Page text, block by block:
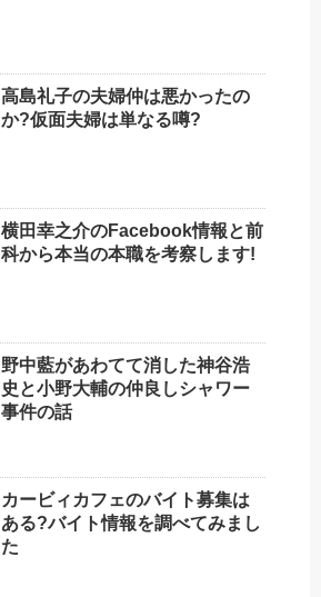
高島礼子の夫婦仲は悪かったの
か?仮面夫婦は単なる噂?
横田幸之介のFacebook情報と前
科から本当の本職を考察します!
野中藍があわてて消した神谷浩
史と小野大輔の仲良しシャワー
事件の話
カービィカフェのバイト募集は
ある?バイト情報を調べてみまし
た